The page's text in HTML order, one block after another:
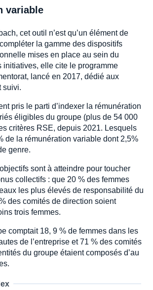
variable
cet outil n’est qu’un élément de
la gamme des dispositifs
mises en place au sein du
initiatives, elle cite le programme
lancé en 2017, dédié aux
suivi.
pris le parti d’indexer la rémunération
éligibles du groupe (plus de 54 000
critères RSE, depuis 2021. Lesquels
de la rémunération variable dont 2,5%
genre.
sont à atteindre pour toucher
collectifs : que 20 % des femmes
les plus élevés de responsabilité du
des comités de direction soient
trois femmes.
comptait 18, 9 % de femmes dans les
de l’entreprise et 71 % des comités
du groupe étaient composés d’au